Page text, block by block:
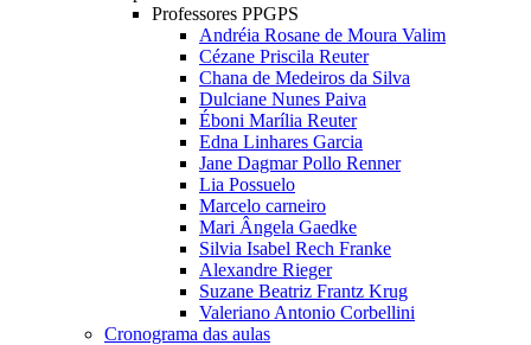
Professores PPGPS
Andréia Rosane de Moura Valim
Cézane Priscila Reuter
Chana de Medeiros da Silva
Dulciane Nunes Paiva
Éboni Marília Reuter
Edna Linhares Garcia
Jane Dagmar Pollo Renner
Lia Possuelo
Marcelo carneiro
Mari Ângela Gaedke
Silvia Isabel Rech Franke
Alexandre Rieger
Suzane Beatriz Frantz Krug
Valeriano Antonio Corbellini
Cronograma das aulas